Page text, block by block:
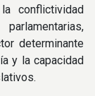
conflictividad
determinante
y la capacidad